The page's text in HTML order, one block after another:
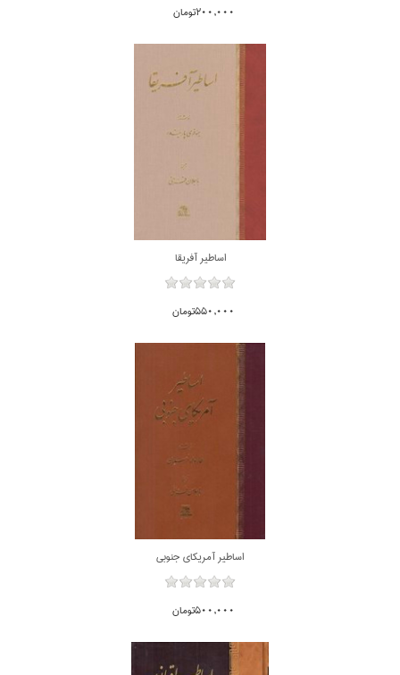
200,000تومان
اساطير آفريقا
550,000تومان
اساطير آمريكاي جنوبي
500,000تومان